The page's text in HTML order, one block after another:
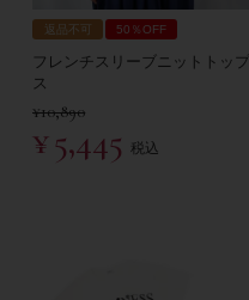
返品不可 50％OFF
フレンチスリーブニットトップ
ス
¥10,890
¥5,445 税込